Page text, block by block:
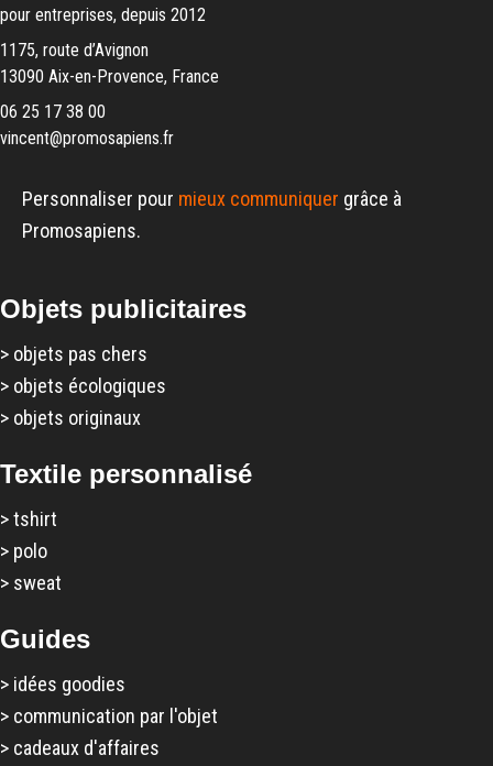
pour entreprises, depuis 2012
1175, route d’Avignon
13090 Aix-en-Provence, France
06 25 17 38 00
vincent@promosapiens.fr
Personnaliser pour mieux communiquer grâce à
Promosapiens.
Objets publicitaires
> objets pas chers
> objets écologiques
> objets originaux
Textile personnalisé
>tshirt
> polo
> sweat
Guides
> idées goodies
> communication par l'objet
> cadeaux d'affaires